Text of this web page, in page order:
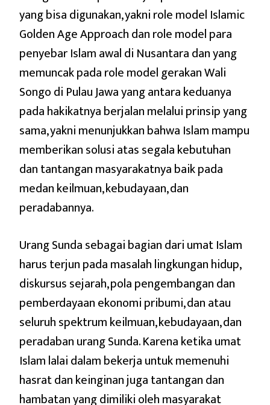
yang bisa digunakan, yakni role model Islamic
Golden Age Approach dan role model para
penyebar Islam awal di Nusantara dan yang
memuncak pada role model gerakan Wali
Songo di Pulau Jawa yang antara keduanya
pada hakikatnya berjalan melalui prinsip yang
sama, yakni menunjukkan bahwa Islam mampu
memberikan solusi atas segala kebutuhan
dan tantangan masyarakatnya baik pada
medan keilmuan, kebudayaan, dan
peradabannya.
Urang Sunda sebagai bagian dari umat Islam
harus terjun pada masalah lingkungan hidup,
diskursus sejarah, pola pengembangan dan
pemberdayaan ekonomi pribumi, dan atau
seluruh spektrum keilmuan, kebudayaan, dan
peradaban urang Sunda. Karena ketika umat
Islam lalai dalam bekerja untuk memenuhi
hasrat dan keinginan juga tantangan dan
hambatan yang dimiliki oleh masyarakat